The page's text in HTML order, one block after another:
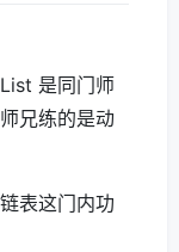
是同门师
兄练的是动
表这门内功